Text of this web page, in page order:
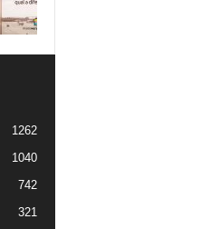
1262
1040
742
321